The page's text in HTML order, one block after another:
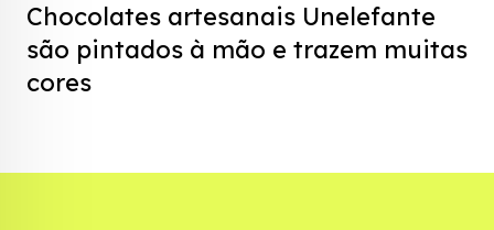
Chocolates artesanais Unelefante
são pintados à mão e trazem muitas
cores